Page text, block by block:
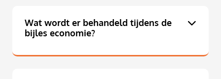
Wat wordt er behandeld tijdens de
bijles economie?